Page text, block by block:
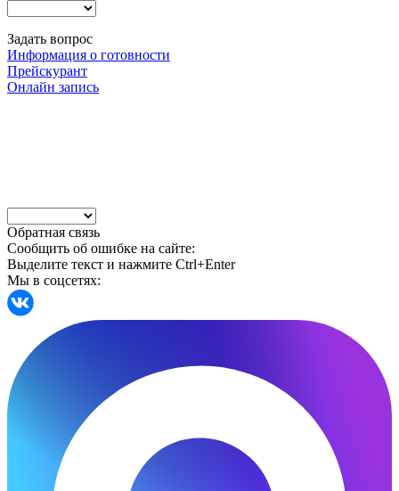
Задать вопрос
Информация о готовности
Прейскурант
Онлайн запись
Обратная связь
Сообщить об ошибке на сайте:
Выделите текст и нажмите Ctrl+Enter
Мы в соцсетях: